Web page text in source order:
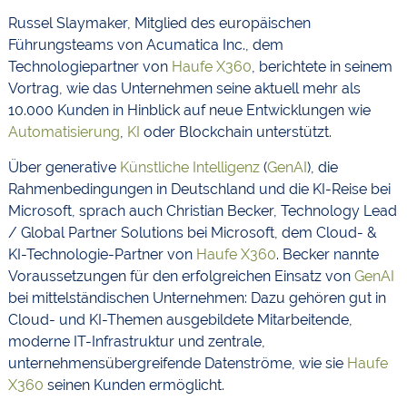
Russel Slaymaker, Mitglied des europäischen
Führungsteams von Acumatica Inc., dem
Technologiepartner von Haufe X360, berichtete in seinem
Vortrag, wie das Unternehmen seine aktuell mehr als
10.000 Kunden in Hinblick auf neue Entwicklungen wie
Automatisierung, KI oder Blockchain unterstützt.
Über generative Künstliche Intelligenz(GenAI), die
Rahmenbedingungen in Deutschland und die KI-Reise bei
Microsoft, sprach auch Christian Becker, Technology Lead
/ Global Partner Solutions bei Microsoft, dem Cloud- &
KI-Technologie-Partner von Haufe X360. Becker nannte
Voraussetzungen für den erfolgreichen Einsatz von GenAI
bei mittelständischen Unternehmen: Dazu gehören gut in
Cloud- und KI-Themen ausgebildete Mitarbeitende,
moderne IT-Infrastruktur und zentrale,
unternehmensübergreifende Datenströme, wie sie Haufe
X360 seinen Kunden ermöglicht.